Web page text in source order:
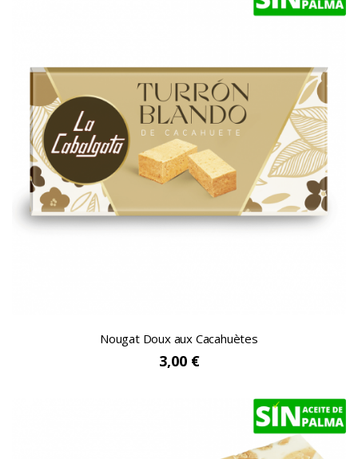
Nougat Doux aux Cacahuètes
3,00 €